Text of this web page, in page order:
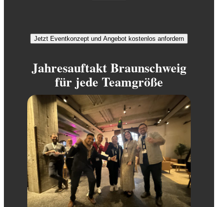
Jetzt Eventkonzept und Angebot kostenlos anfordern
Jahresauftakt Braunschweig
für jede Teamgröße